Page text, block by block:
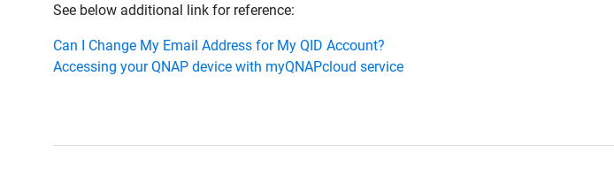
See below additional link for reference:
Can I Change My Email Address for My QID Account?
Accessing your QNAP device with myQNAPcloud service